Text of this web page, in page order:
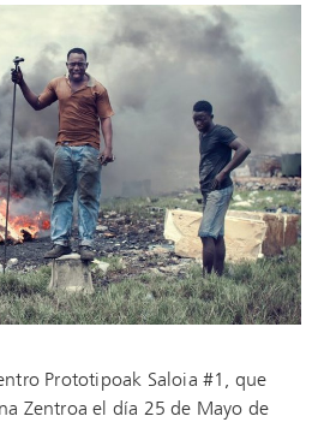
Prototipoak Saloia #1, que
Zentroa el día 25 de Mayo de